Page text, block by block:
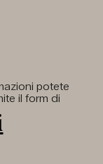
potete
il form di